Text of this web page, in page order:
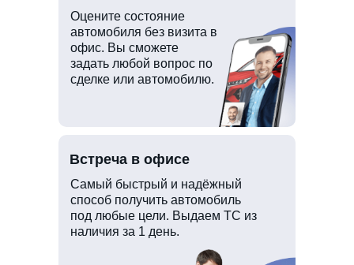
Оцените состояние
автомобиля без визита в
офис. Вы сможете
задать любой вопрос по
сделке или автомобилю.
Самый быстрый и надёжный
способ получить автомобиль
под любые цели. Выдаем ТС из
наличия за 1 день.
Встреча в офисе